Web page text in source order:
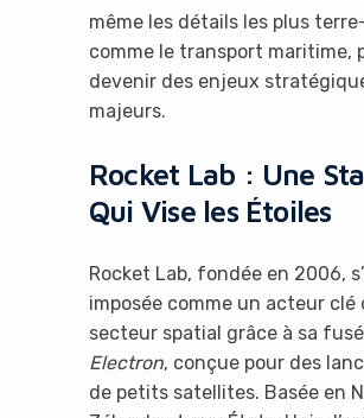
même les détails les plus
comme le transport maritime,
devenir des enjeux
majeurs.
Rocket Lab : Une
Qui Vise les Étoiles
Rocket Lab, fondée en 2006,
imposée comme un acteur clé
secteur spatial grâce à sa
Electron, conçue pour des
de petits satellites. Basée en